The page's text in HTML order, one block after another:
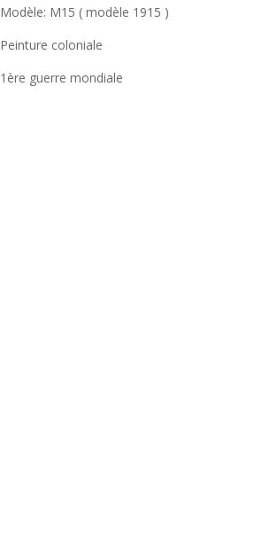
Modèle: M15 ( modèle 1915 )
Peinture coloniale
1ère guerre mondiale